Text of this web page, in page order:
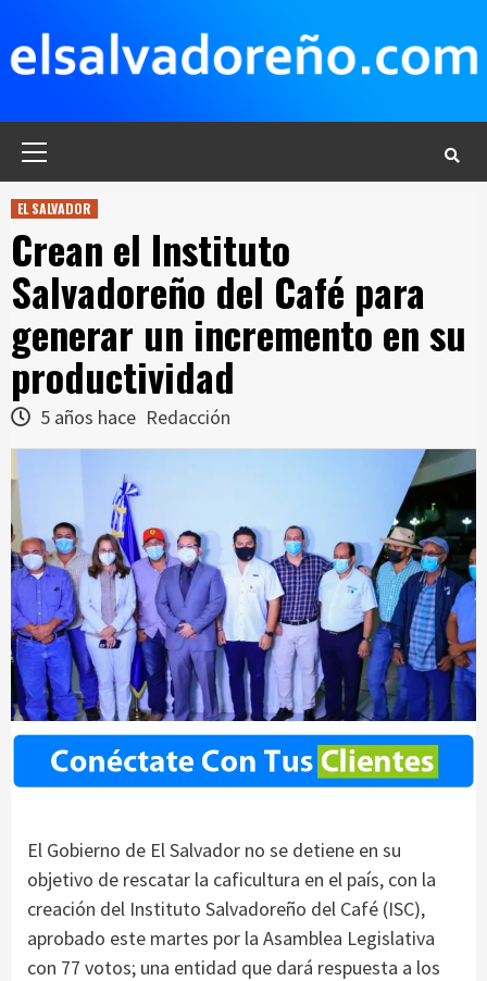
contenido
EL SALVADOR
Crean el Instituto
Salvadoreño del Café para
generar un incremento en su
productividad
5 años hace Redacción
El Gobierno de El Salvador no se detiene en su
objetivo de rescatar la caficultura en el país, con la
creación del Instituto Salvadoreño del Café (ISC),
aprobado este martes por la Asamblea Legislativa
con 77 votos; una entidad que dará respuesta a los